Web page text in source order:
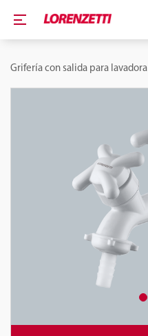
Grifería con salida para lavadora